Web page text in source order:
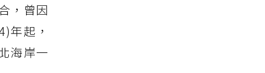
，曾因
年起，
海岸一